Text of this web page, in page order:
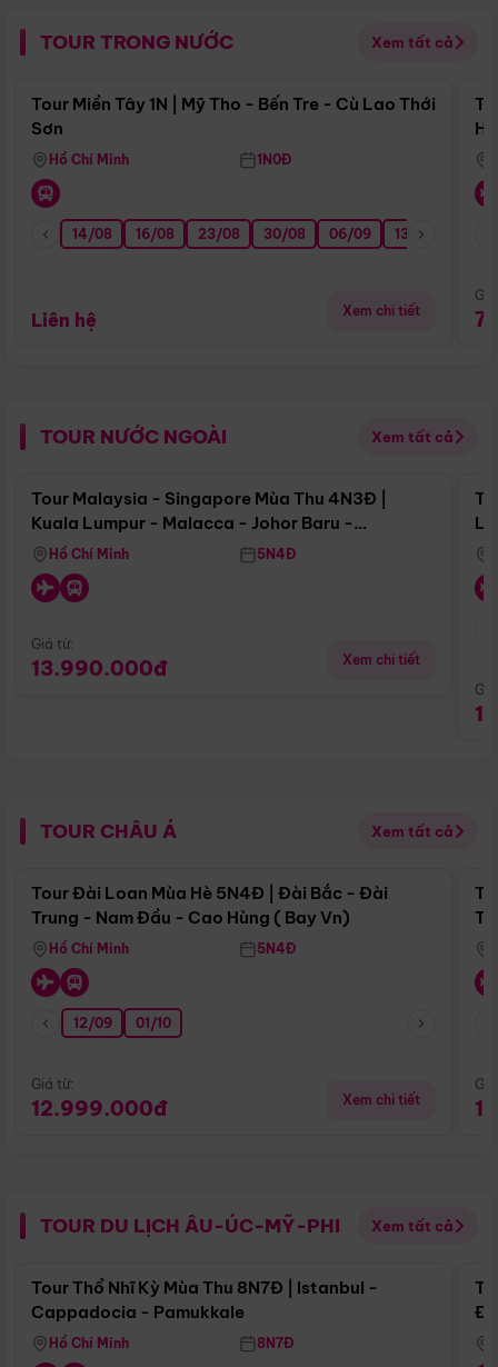
TOUR TRONG NƯỚC Xem tất cả
Điểm nổi bật
Tour Miền Tây 1N | Mỹ Tho - Bến Tre - Cù Lao Thới
Sơn
Hồ Chí Minh 1N0Đ
14/08 16/08 23/08 30/08 06/09 13/09
Liên hệ Xem chi tiết
TOUR NƯỚC NGOÀI Xem tất cả
Điểm nổi bật
Tour Malaysia - Singapore Mùa Thu 4N3Đ |
Kuala Lumpur - Malacca - Johor Baru -
Singapore
Hồ Chí Minh 5N4Đ
Giá từ:
13.990.000đ Xem chi tiết
TOUR CHÂU Á Xem tất cả
Điểm nổi bật
Tour Đài Loan Mùa Hè 5N4Đ | Đài Bắc - Đài
Trung - Nam Đầu - Cao Hùng ( Bay Vn)
Hồ Chí Minh 5N4Đ
12/09 01/10
Giá từ:
12.999.000đ Xem chi tiết
TOUR DU LỊCH ÂU-ÚC-MỸ-PHI Xem tất cả
Điểm nổi bật
Tour Thổ Nhĩ Kỳ Mùa Thu 8N7Đ | Istanbul -
Cappadocia - Pamukkale
Hồ Chí Minh 8N7Đ